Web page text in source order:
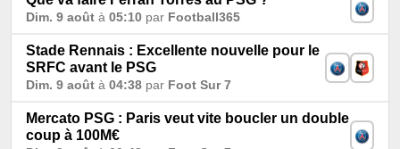
Dim. 9 août à 05:10 par Football365
Stade Rennais : Excellente nouvelle pour le
SRFC avant le PSG
Dim. 9 août à 04:38 par Foot Sur 7
Mercato PSG : Paris veut vite boucler un double
coup à 100M€